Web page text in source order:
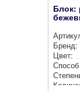
Блок:
Бренд:
Цвет: